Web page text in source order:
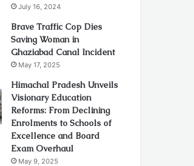
July 16, 2024
Brave Traffic Cop Dies
Saving Woman in
Ghaziabad Canal Incident
May 17, 2025
Himachal Pradesh Unveils
Visionary Education
Reforms: From Declining
Enrolments to Schools of
Excellence and Board
Exam Overhaul
May 9, 2025